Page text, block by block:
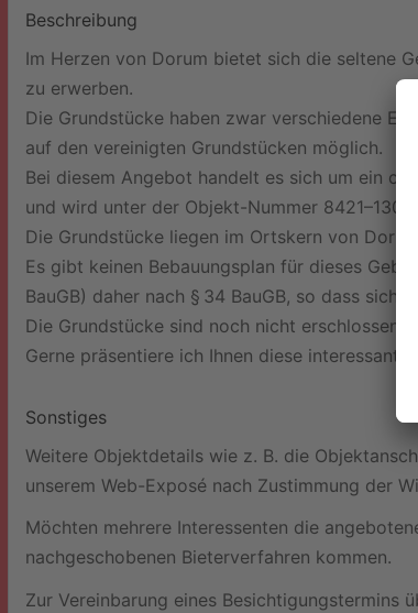
Beschreibung
Im Herzen von Dorum bietet sich die seltene
zu erwerben.
Die Grundstücke haben zwar verschiedene
auf den vereinigten Grundstücken möglich.
Bei diesem Angebot handelt es sich um ein
und wird unter der Objekt-Nummer
Die Grundstücke liegen im Ortskern von
Es gibt keinen Bebauungsplan für dieses
BauGB) daher nach § 34 BauGB, so dass sich
Die Grundstücke sind noch nicht erschlossen,
Gerne präsentiere ich Ihnen diese
Sonstiges
Weitere Objektdetails wie z. B. die
unserem Web-Exposé nach Zustimmung der
Möchten mehrere Interessenten die
nachgeschobenen Bieterverfahren kommen.
Zur Vereinbarung eines Besichtigungstermins